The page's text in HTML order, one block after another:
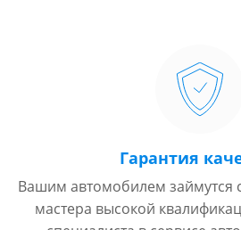
Гарантия
Вашим автомобилем займутся
мастера высокой